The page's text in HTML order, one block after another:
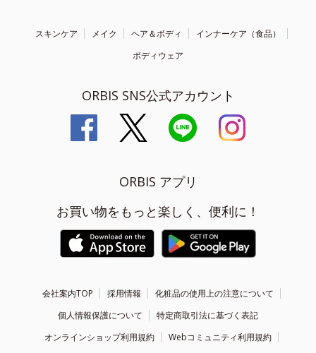
スキンケア メイク ヘア＆ボディ
インナーケア（食品）
ボディウェア
ORBIS SNS公式アカウント
ORBIS アプリ
お買い物をもっと楽しく、便利に！
会社案内TOP 採用情報
化粧品の使用上の注意について
個人情報保護について
特定商取引法に基づく表記
オンラインショップ利用規約
Webコミュニティ利用規約